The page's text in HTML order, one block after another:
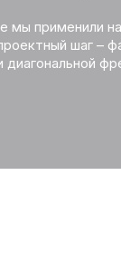
мы применили
шаг –
диагональной